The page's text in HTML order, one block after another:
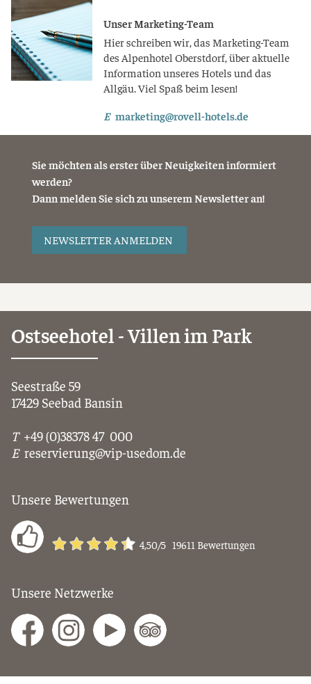
Unser Marketing-Team
Hier schreiben wir, das Marketing-Team
des Alpenhotel Oberstdorf, über aktuelle
Information unseres Hotels und das
Allgäu. Viel Spaß beim lesen!
E marketing@rovell-hotels.de
Sie möchten als erster über Neuigkeiten informiert
werden?
Dann melden Sie sich zu unserem Newsletter an!
NEWSLETTER ANMELDEN
Ostseehotel - Villen im Park
Seestraße 59
17429 Seebad Bansin
T +49 (0)38378 47 000
E reservierung@vip-usedom.de
Unsere Bewertungen
4,50/5 19611 Bewertungen
Unsere Netzwerke